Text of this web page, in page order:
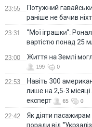
23:55
Потужний
раніше не бачив
23:31
"Мої іграшки":
вартістю понад 25
23:00 Життя на Землі
199 0
22:53
Навіть 300
лише на 2,5-3 місяці
експерт
65 0
22:42
Як діяти пасажирам
поради від